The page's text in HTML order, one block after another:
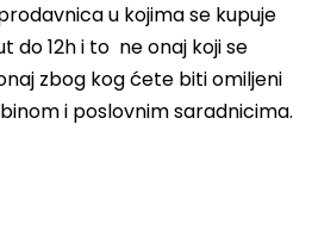
u kojima se kupuje
do 12h i to ne onaj koji se
zbog kog ćete biti omiljeni
i poslovnim saradnicima.